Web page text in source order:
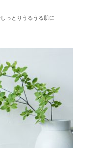
っとりうるうる肌に